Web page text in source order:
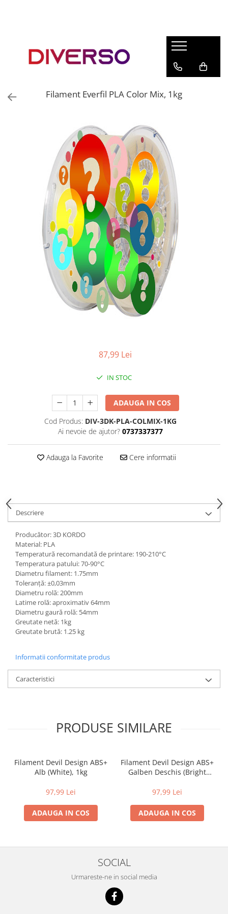
ASA
MULTIMATERIAL
Filament Everfil PLA Color Mix, 1kg
87,99 Lei
IN STOC
ADAUGA IN COS
Cod Produs: DIV-3DK-PLA-COLMIX-1KG
Ai nevoie de ajutor? 0737337377
Adauga la Favorite Cere informatii
Descriere
Producător: 3D KORDO
Material: PLA
Temperatură recomandată de printare: 190-210°C
Temperatura patului: 70-90°C
Diametru filament: 1.75mm
Toleranță: ±0,03mm
Diametru rolă: 200mm
Latime rolă: aproximativ 64mm
Diametru gaură rolă: 54mm
Greutate netă: 1kg
Greutate brută: 1.25 kg
Informatii conformitate produs
Caracteristici
PRODUSE SIMILARE
Filament Devil Design ABS+
Alb (White), 1kg
97,99 Lei
ADAUGA IN COS
Filament Devil Design ABS+
Galben Deschis (Bright
97,99 Lei
ADAUGA IN COS
SOCIAL
Urmareste-ne in social media